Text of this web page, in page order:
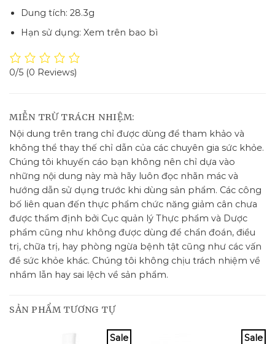
Dung tích: 28.3g
Hạn sử dụng: Xem trên bao bì
0/5 (0 Reviews)
MIỄN TRỪ TRÁCH NHIỆM:
Nội dung trên trang chỉ được dùng để tham khảo và
không thể thay thế chỉ dẫn của các chuyên gia sức khỏe.
Chúng tôi khuyến cáo bạn không nên chỉ dựa vào
những nội dung này mà hãy luôn đọc nhãn mác và
hướng dẫn sử dụng trước khi dùng sản phẩm. Các công
bố liên quan đến thực phẩm chức năng giảm cân chưa
được thẩm định bởi Cục quản lý Thực phẩm và Dược
phẩm cũng như không được dùng để chẩn đoán, điều
trị, chữa trị, hay phòng ngừa bệnh tật cũng như các vấn
đề sức khỏe khác. Chúng tôi không chịu trách nhiệm về
nhầm lẫn hay sai lệch về sản phẩm.
SẢN PHẨM TƯƠNG TỰ
Sale Sale